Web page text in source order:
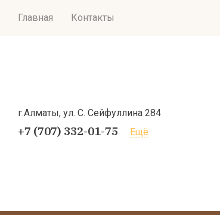
Главная Контакты
г.Алматы, ул. С. Сейфуллина 284
+7 (707) 332-01-75 Ещё